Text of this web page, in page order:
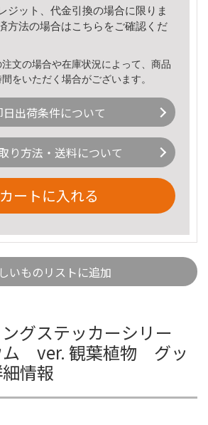
ジット、代金引換の場合に限りま
方法の場合はこちら をご確認くだ
文の場合や在庫状況によって、商品
をいただく場合がございます。
日出荷条件について
り方法・送料について
カートに入れる
いものリストに追加
グステッカーシリー
ver. 観葉植物 グッ
情報